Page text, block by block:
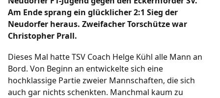
Fußball/ Rückenfit - Fitnesskurs /
Zumba - Fitnesskurs/ U3 - Mutter - Kind - Turnen
Ü3 bis 7 Jahre - Kinderturnen
Volleyball / eSports/ Badminton / Bogenschießen
Floorball
Fußball
Am Ende sprang ein glücklicher 2:1 Sieg der
Neudorfer heraus. Zweifacher Torschütze war
Christopher Prall.
Dieses Mal hatte TSV Coach Helge Kühl alle Mann an
Bord. Von Beginn an entwickelte sich eine
hochklassige Partie zweier Mannschaften, die sich
auch gar nichts schenkten. Manchmal kaum zu